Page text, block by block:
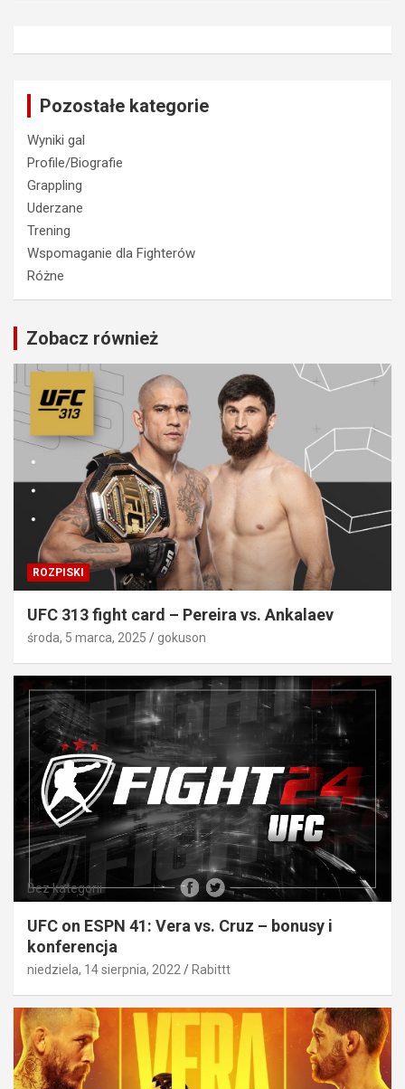
Pozostałe kategorie
Wyniki gal
Profile/Biografie
Grappling
Uderzane
Trening
Wspomaganie dla Fighterów
Różne
Zobacz również
ROZPISKI
UFC 313 fight card – Pereira vs. Ankalaev
środa, 5 marca, 2025 gokuson
Bez kategorii
UFC on ESPN 41: Vera vs. Cruz – bonusy i
konferencja
niedziela, 14 sierpnia, 2022 Rabittt